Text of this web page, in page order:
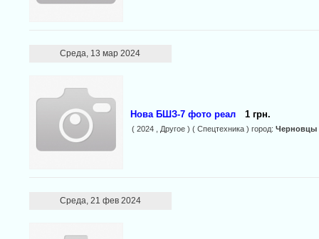
Среда, 13 мар 2024
Нова БШЗ-7 фото реал 1 грн.
( 2024 , Другое ) ( Спецтехника ) город: Черновцы
Среда, 21 фев 2024